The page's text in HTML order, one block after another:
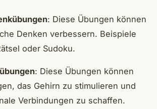
: Diese Übungen können
Denken verbessern. Beispiele
oder Sudoku.
: Diese Übungen können
das Gehirn zu stimulieren und
Verbindungen zu schaffen.